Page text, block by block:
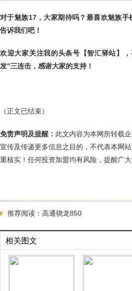
对于魅族17，大家期待吗？最喜欢魅族
告诉我们吧！
欢迎大家关注我的头条号【智汇驿站】
发”三连击，感谢大家的支持！
（正文已结束）
免责声明及提醒： 此文内容为本网所转载
宣传及传递更多信息之目的，不代表本网
重核实！任何投资加盟均有风险，提醒广大
推荐阅读： 高通骁龙850
相关图文